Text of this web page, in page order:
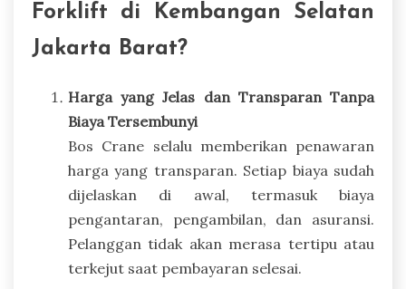
Forklift di Kembangan Selatan
Jakarta Barat?
Harga yang Jelas dan Transparan Tanpa
Biaya Tersembunyi
Bos Crane selalu memberikan penawaran
harga yang transparan. Setiap biaya sudah
dijelaskan di awal, termasuk biaya
pengantaran, pengambilan, dan asuransi.
Pelanggan tidak akan merasa tertipu atau
terkejut saat pembayaran selesai.